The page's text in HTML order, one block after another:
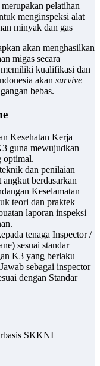
pelatihan
menginspeksi alat
minyak dan gas
akan menghasilkan
migas secara
kualifikasi dan
akan survive
bebas.
Kesehatan Kerja
guna mewujudkan
optimal.
dan penilaian
berdasarkan
Keselamatan
teori dan praktek
laporan inspeksi
tenaga Inspector /
sesuai standar
K3 yang berlaku
sebagai inspector
dengan Standar
SKKNI